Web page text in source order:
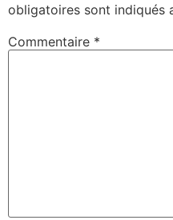
obligatoires sont indiqués
Commentaire *